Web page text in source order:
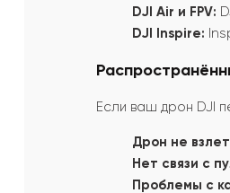
DJI Air и FPV:
DJI Inspire:
Если ваш дрон DJI
Дрон не
Нет связи с
Проблемы с